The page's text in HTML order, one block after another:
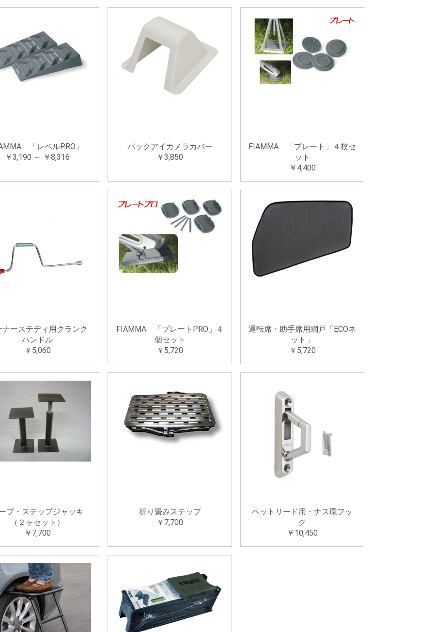
「レベルPRO」
￥3,190 ～ ￥8,316
バックアイカメラカバー
￥3,850
FIAMMA 「プレート」４枚セ
ット
￥4,400
ナーステディ用クランク
ハンドル
￥5,060
FIAMMA 「プレートPRO」４
個セット
￥5,720
運転席・助手席用網戸「ECOネ
ット」
￥5,720
ブ・ステップジャッキ
（２ヶセット）
￥7,700
折り畳みステップ
￥7,700
ペットリード用・ナス環フッ
ク
￥10,450
カートへ進む